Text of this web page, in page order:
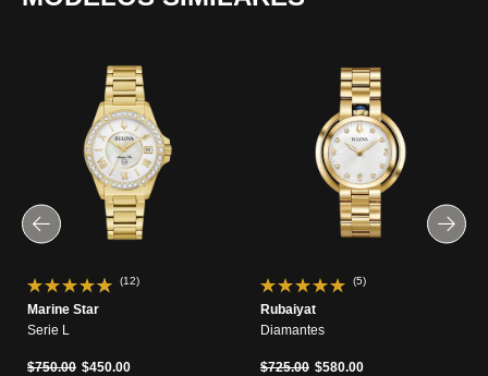
(12)
Marine Star
Serie L
Precio reducido de
$750.00a$450.00
(5)
Rubaiyat
Diamantes
Precio reducido de
$725.00a$580.00